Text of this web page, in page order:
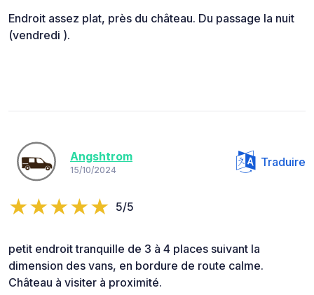
Endroit assez plat, près du château. Du passage la nuit
(vendredi ).
Angshtrom
15/10/2024
Traduire
5/5
petit endroit tranquille de 3 à 4 places suivant la
dimension des vans, en bordure de route calme.
Château à visiter à proximité.